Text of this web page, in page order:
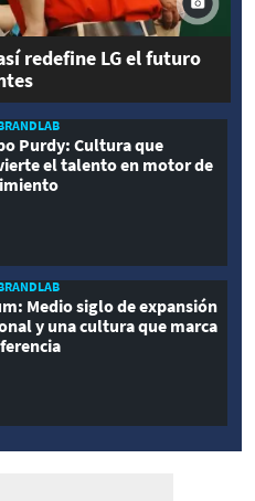
redefine LG el futuro
Purdy: Cultura que
el talento en motor de
Medio siglo de expansión
y una cultura que marca